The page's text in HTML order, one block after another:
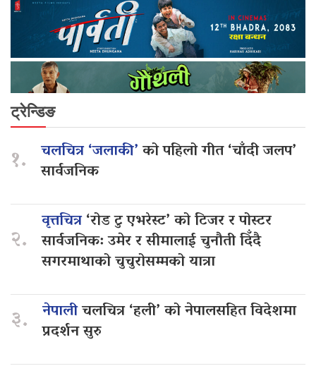
ट्रेन्डिङ
१. चलचित्र ‘जलाकी’को पहिलो गीत ‘चाँदी जलप’
सार्वजनिक
२.
वृत्तचित्र‘रोड टु एभरेस्ट’ को टिजर र पोस्टर
सार्वजनिक: उमेर र सीमालाई चुनौती दिँदै
सगरमाथाको चुचुरोसम्मको यात्रा
३. नेपालीचलचित्र ‘हली’ को नेपालसहित विदेशमा
प्रदर्शन सुरु